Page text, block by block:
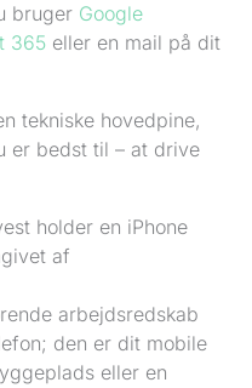
bruger Google
365 eller en mail på dit
tekniske hovedpine,
er bedst til – at drive
arbejdsredskab
den er dit mobile
eller en